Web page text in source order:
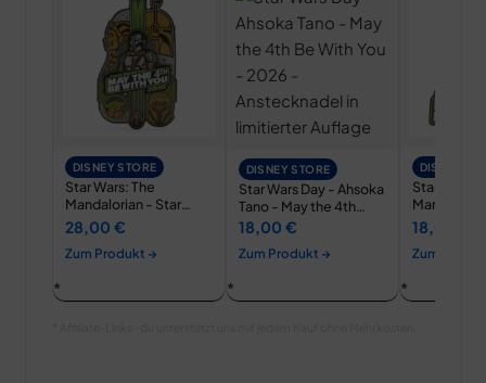
DISNEY STORE
Star Wars: The
Mandalorian - Star
Wars Day: May The…
28,00 €
Zum Produkt →
DISNEY STORE
Star Wars Day - Ahsoka
Tano - May the 4th…
18,00 €
Zum Produkt →
DISNEY
Star Wars:
Djarin -
18,00 €
Zum